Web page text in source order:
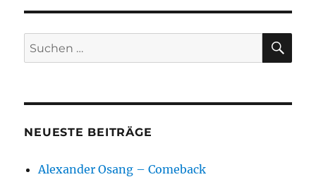
Staatsschauspiel
Dresden
Suchen
nach:
NEUESTE BEITRÄGE
Alexander Osang – Comeback